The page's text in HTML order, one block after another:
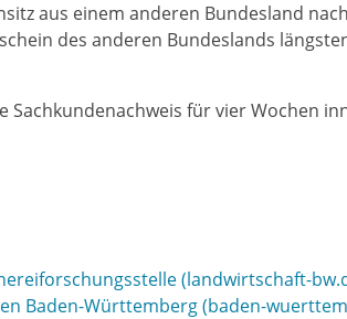
aus einem anderen Bundesland
des anderen Bundeslands
für vier Wochen
(landwirtschaft-
Baden-Württemberg (baden-